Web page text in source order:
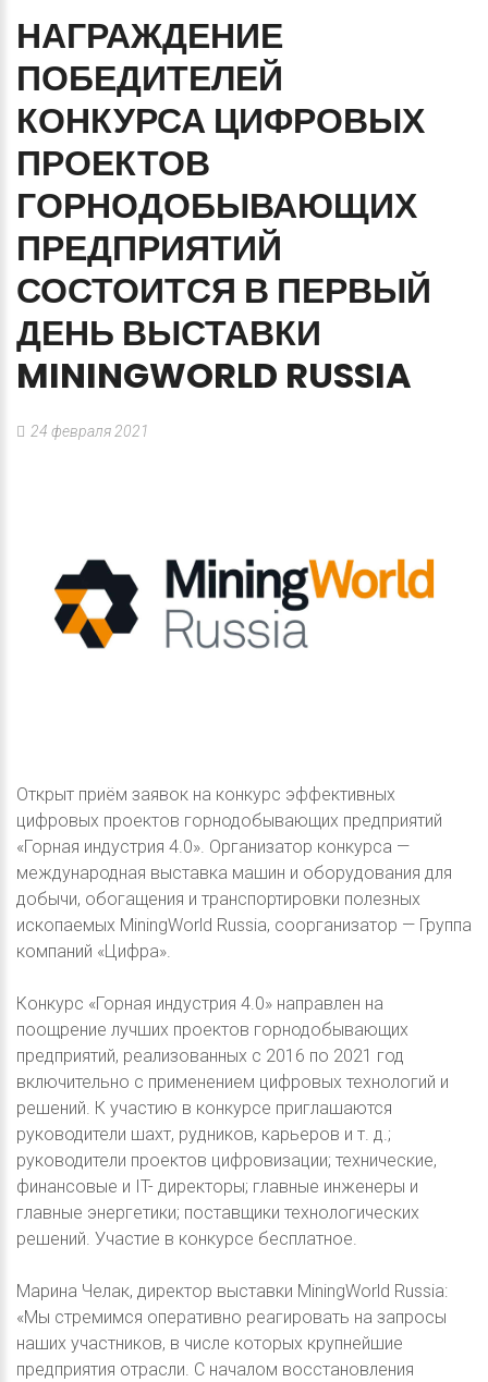
НАГРАЖДЕНИЕ
ПОБЕДИТЕЛЕЙ
КОНКУРСА ЦИФРОВЫХ
ПРОЕКТОВ
ГОРНОДОБЫВАЮЩИХ
ПРЕДПРИЯТИЙ
СОСТОИТСЯ В ПЕРВЫЙ
ДЕНЬ ВЫСТАВКИ
MININGWORLD RUSSIA
24 февраля 2021
Открыт приём заявок на конкурс эффективных
цифровых проектов горнодобывающих предприятий
«Горная индустрия 4.0». Организатор конкурса —
международная выставка машин и оборудования для
добычи, обогащения и транспортировки полезных
ископаемых MiningWorld Russia, соорганизатор — Группа
компаний «Цифра».
Конкурс «Горная индустрия 4.0» направлен на
поощрение лучших проектов горнодобывающих
предприятий, реализованных с 2016 по 2021 год
включительно с применением цифровых технологий и
решений. К участию в конкурсе приглашаются
руководители шахт, рудников, карьеров и т. д.;
руководители проектов цифровизации; технические,
финансовые и IT- директоры; главные инженеры и
главные энергетики; поставщики технологических
решений. Участие в конкурсе бесплатное.
Марина Челак, директор выставки MiningWorld Russia:
«Мы стремимся оперативно реагировать на запросы
наших участников, в числе которых крупнейшие
предприятия отрасли. С началом восстановления